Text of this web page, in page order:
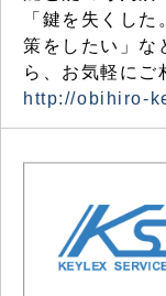
「鍵を失くし
策をしたい」な
ら、お気軽にご
http://obihiro-